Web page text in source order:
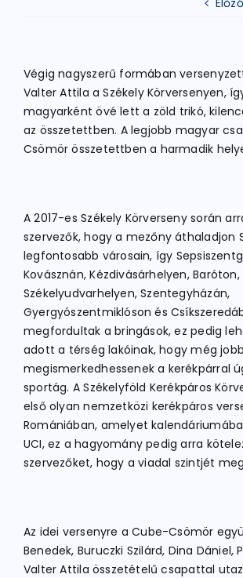
KERÉKPÁR
EGYÉB SPORTÁGAK
ELÉRHETŐSÉGEK
TAGDÍJ BEFIZETÉS
Előző
Végig nagyszerű formában
Valter Attila a Székely Körversenyen,
magyarként övé lett a zöld trikó,
az összetettben. A legjobb magyar
Csömör összetettben a harmadik
A 2017-es Székely Körverseny során
szervezők, hogy a mezőny áthaladjon
legfontosabb városain, így
Kovásznán, Kézdivásárhelyen, Baróton,
Székelyudvarhelyen, Szentegyházán,
Gyergyószentmiklóson és
megfordultak a bringások, ez pedig
adott a térség lakóinak, hogy még
megismerkedhessenek a kerékpárral
sportág. A Székelyföld Kerékpáros
első olyan nemzetközi kerékpáros
Romániában, amelyet
UCI, ez a hagyomány pedig arra
szervezőket, hogy a viadal szintjét
Az idei versenyre a Cube-Csömör
Benedek, Buruczki Szilárd, Dina Dániel,
Valter Attila összetételű csapattal